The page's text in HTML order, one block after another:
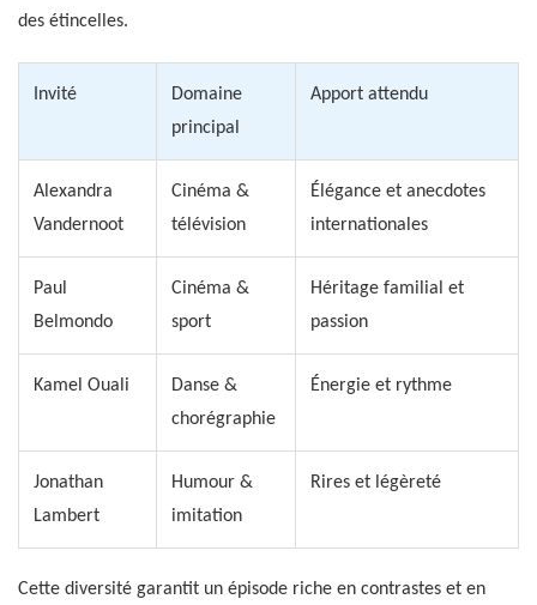
des étincelles.
Invité
Domaine
principal
Apport attendu
Alexandra
Vandernoot
Cinéma &
télévision
Élégance et anecdotes
internationales
Paul
Belmondo
Cinéma &
sport
Héritage familial et
passion
Kamel Ouali
Danse &
chorégraphie
Énergie et rythme
Jonathan
Lambert
Humour &
imitation
Rires et légèreté
Cette diversité garantit un épisode riche en contrastes et en